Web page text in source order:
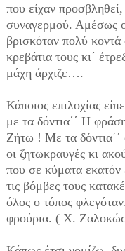
που είχαν
συναγερμού. Αμέσως
βρισκόταν πολύ
κρεβάτια τους κι΄
μάχη άρχιζε….
Κάποιος επιλοχίας
με τα δόντια΄΄ Η
Ζήτω ! Με τα δόντια΄΄
οι ζητωκραυγές κι
που σε κύματα εκατόν
τις βόμβες τους
όλος ο τόπος
φρούρια. ( Χ.